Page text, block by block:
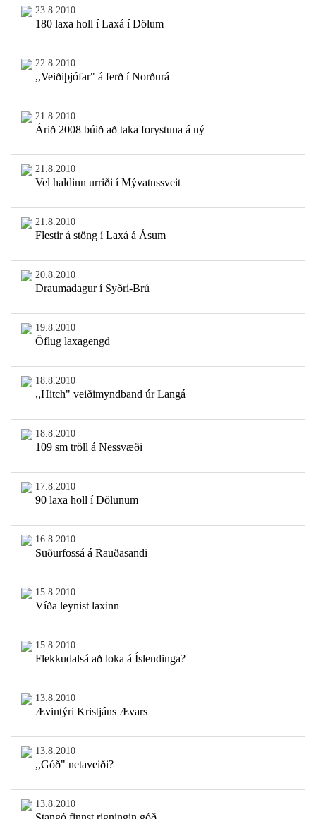
23.8.2010
180 laxa holl í Laxá í Dölum
22.8.2010
,,Veiðiþjófar" á ferð í Norðurá
21.8.2010
Árið 2008 búið að taka forystuna á ný
21.8.2010
Vel haldinn urriði í Mývatnssveit
21.8.2010
Flestir á stöng í Laxá á Ásum
20.8.2010
Draumadagur í Syðri-Brú
19.8.2010
Öflug laxagengd
18.8.2010
,,Hitch" veiðimyndband úr Langá
18.8.2010
109 sm tröll á Nessvæði
17.8.2010
90 laxa holl í Dölunum
16.8.2010
Suðurfossá á Rauðasandi
15.8.2010
Víða leynist laxinn
15.8.2010
Flekkudalsá að loka á Íslendinga?
13.8.2010
Ævintýri Kristjáns Ævars
13.8.2010
,,Góð" netaveiði?
13.8.2010